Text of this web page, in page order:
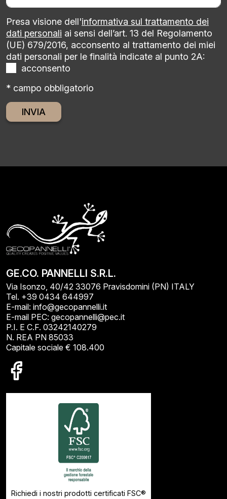
Presa visione dell'informativa sul trattamento dei
dati personali ai sensi dell’art. 13 del Regolamento
(UE) 679/2016, acconsento al trattamento dei miei
dati personali per le finalità indicate al punto 2A:
acconsento
* campo obbligatorio
GE.CO. PANNELLI S.R.L.
Via Isonzo, 40/42 33076 Pravisdomini (PN) ITALY
Tel. +39 0434 644997
E-mail: info@gecopannelli.it
E-mail PEC: gecopannelli@pec.it
P.I. E C.F. 03242140279
N. REA PN 85033
Capitale sociale € 108.400
Richiedi i nostri prodotti certificati FSC®